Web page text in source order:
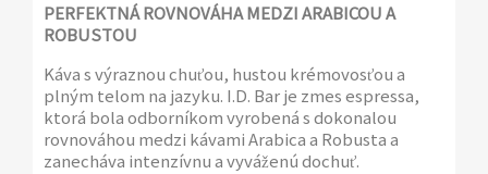
PERFEKTNÁ ROVNOVÁHA MEDZI ARABICOU A
ROBUSTOU
Káva s výraznou chuťou, hustou krémovosťou a
plným telom na jazyku. I.D. Bar je zmes espressa,
ktorá bola odborníkom vyrobená s dokonalou
rovnováhou medzi kávami Arabica a Robusta a
zanecháva intenzívnu a vyváženú dochuť.